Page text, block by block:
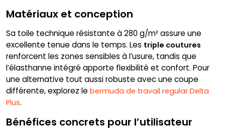
Matériaux et conception
Sa toile technique résistante à 280 g/m² assure une
excellente tenue dans le temps. Les triple coutures
renforcent les zones sensibles à l’usure, tandis que
l’élasthanne intégré apporte flexibilité et confort. Pour
une alternative tout aussi robuste avec une coupe
différente, explorez le bermuda de travail regular Delta
Plus.
Bénéfices concrets pour l’utilisateur